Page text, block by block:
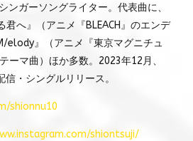
ンガーソングライター。代表曲に、
君へ』（アニメ『BLEACH』のエンデ
elody』（アニメ『東京マグニチュ
ーマ曲）ほか多数。2023年12月、
信・シングルリリース。
shionnu10
shiontsuji/